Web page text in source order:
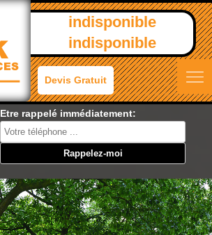
indisponible
indisponible
Devis Gratuit
Etre rappelé immédiatement: